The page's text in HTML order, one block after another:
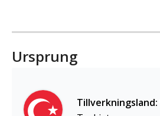
Ursprung
Tillverkningsland: